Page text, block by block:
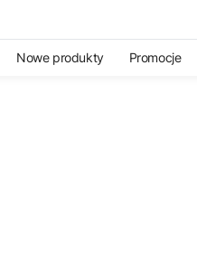
Nowe produkty Promocje